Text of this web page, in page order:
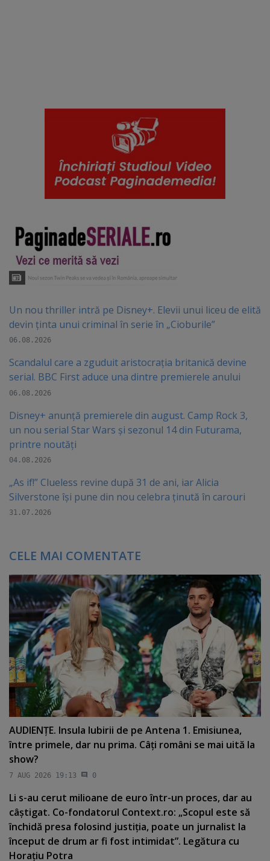
Un nou thriller intră pe Disney+. Elevii unui liceu de elită
devin ținta unui criminal în serie în „Cioburile”
06.08.2026
Scandalul care a zguduit aristocrația britanică devine
serial. BBC First aduce una dintre premierele anului
06.08.2026
Disney+ anunță premierele din august. Camp Rock 3,
un nou serial Star Wars și sezonul 14 din Futurama,
printre noutăți
04.08.2026
„As if!” Clueless revine după 31 de ani, iar Alicia
Silverstone își pune din nou celebra ținută în carouri
31.07.2026
CELE MAI COMENTATE
AUDIENŢE. Insula Iubirii de pe Antena 1. Emisiunea,
între primele, dar nu prima. Câţi români se mai uită la
show?
7 AUG 2026 19:13 0
Li s-au cerut milioane de euro într-un proces, dar au
câştigat. Co-fondatorul Context.ro: „Scopul este să
închidă presa folosind justiţia, poate un jurnalist la
început de drum ar fi fost intimidat”. Legătura cu
Horaţiu Potra